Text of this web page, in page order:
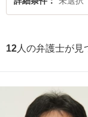
12 人の弁護士が見